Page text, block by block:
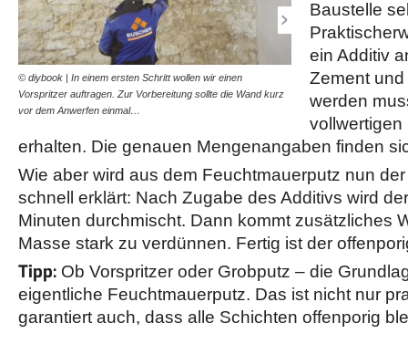
© diybook | In einem ersten Schritt wollen wir einen
Vorspritzer auftragen. Zur Vorbereitung sollte die Wand kurz
vor dem Anwerfen einmal…
© diybook | Wir wollen
nach Bedarf direkt auf
müssen wir zunächst
Baustelle
ein Additiv
Zement
werden
erhalten. Die genauen Mengenangaben finden
Wie aber wird aus dem Feuchtmauerputz nun
schnell erklärt: Nach Zugabe des Additivs wird
Minuten durchmischt. Dann kommt zusätzliches
Masse stark zu verdünnen. Fertig ist der
Tipp: Ob Vorspritzer oder Grobputz – die
eigentliche Feuchtmauerputz. Das ist nicht nur
garantiert auch, dass alle Schichten offenporig